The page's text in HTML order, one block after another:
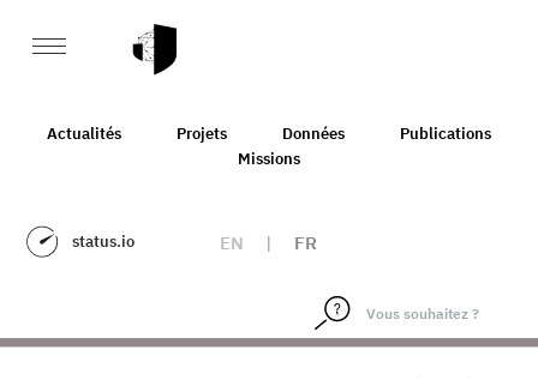
Actualités Projets Données
Publications
Missions
status.io EN | FR